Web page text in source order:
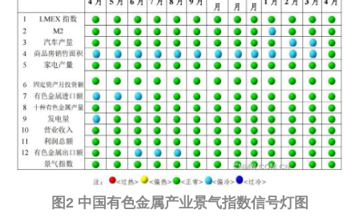
图2 中国有色金属产业景气指数信号灯图